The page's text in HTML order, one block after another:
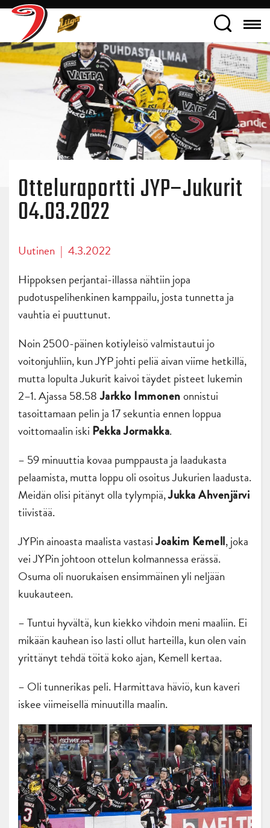
Otteluraportti JYP–Jukurit
04.03.2022
Uutinen | 4.3.2022
Hippoksen perjantai-illassa nähtiin jopa
pudotuspelihenkinen kamppailu, josta tunnetta ja
vauhtia ei puuttunut.
Noin 2500-päinen kotiyleisö valmistautui jo
voitonjuhliin, kun JYP johti peliä aivan viime hetkillä,
mutta lopulta Jukurit kaivoi täydet pisteet lukemin
2–1. Ajassa 58.58Jarkko Immonenonnistui
tasoittamaan pelin ja 17 sekuntia ennen loppua
voittomaalin iski Pekka Jormakka.
– 59 minuuttia kovaa pumppausta ja laadukasta
pelaamista, mutta loppu oli osoitus Jukurien laadusta.
Meidän olisi pitänyt olla tylympiä,Jukka Ahvenjärvi
tiivistää.
JYPin ainoasta maalista vastasiJoakim Kemell, joka
vei JYPin johtoon ottelun kolmannessa erässä.
Osuma oli nuorukaisen ensimmäinen yli neljään
kuukauteen.
– Tuntui hyvältä, kun kiekko vihdoin meni maaliin. Ei
mikään kauhean iso lasti ollut harteilla, kun olen vain
yrittänyt tehdä töitä koko ajan, Kemell kertaa.
– Oli tunnerikas peli. Harmittava häviö, kun kaveri
iskee viimeisellä minuutilla maalin.